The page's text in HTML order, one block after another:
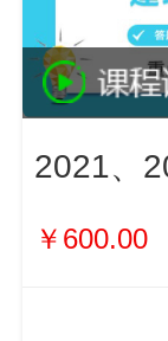
￥600.00